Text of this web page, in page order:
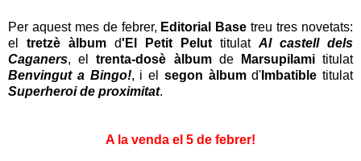
Per aquest mes de febrer, Editorial Base treu tres novetats:
el tretzè àlbum d'El Petit Pelut titulat Al castell dels
Caganers, eltrenta-dosè àlbumde Marsupilamititulat
Benvingut a Bingo!, i el segon àlbumd' Imbatible titulat
Superheroi de proximitat.
A la venda el 5 de febrer!